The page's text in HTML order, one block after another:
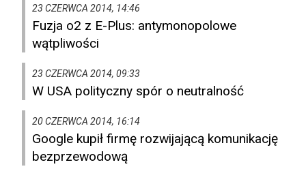
23 CZERWCA 2014, 14:46
Fuzja o2 z E-Plus: antymonopolowe
wątpliwości
23 CZERWCA 2014, 09:33
W USA polityczny spór o neutralność
20 CZERWCA 2014, 16:14
Google kupił firmę rozwijającą komunikację
bezprzewodową